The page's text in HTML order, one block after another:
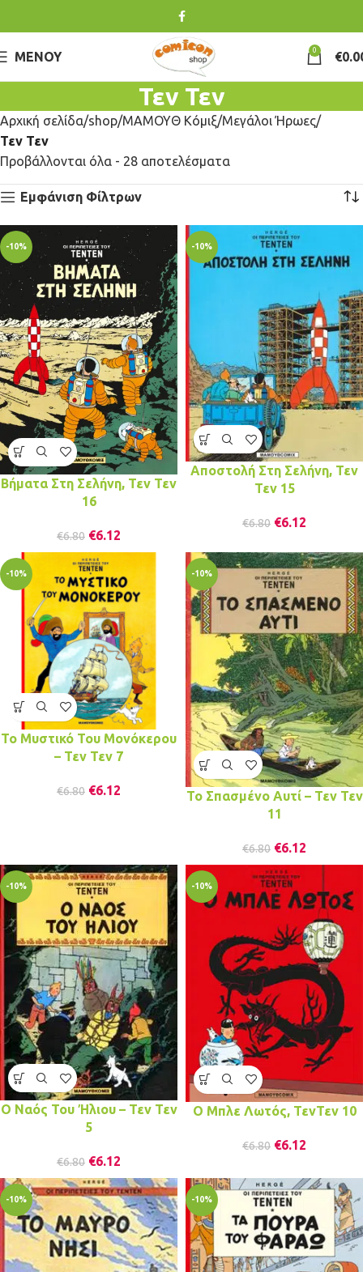
ΜΕΝΟΎ 0 €
Τεν Τεν
Αρχική σελίδα shop ΜΑΜΟΥΘ Κόμιξ Μεγάλοι Ήρωες
Τεν Τεν
Προβάλλονται όλα - 28 αποτελέσματα
Εμφάνιση Φίλτρων
-10%
Βήματα Στη Σελήνη, Τεν Τεν
16
€6.80 €6.12
-10%
Αποστολή Στη Σελήνη, Τεν
Τεν 15
€6.80 €6.12
-10%
Το Μυστικό Του Μονόκερου
– Τεν Τεν 7
€6.80 €6.12
-10%
Το Σπασμένο Αυτί – Τεν Τεν
11
€6.80 €6.12
-10%
Ο Ναός Του Ήλιου – Τεν Τεν
5
€6.80 €6.12
-10%
Ο Μπλε Λωτός, ΤενΤεν 10
€6.80 €6.12
-10% -10%